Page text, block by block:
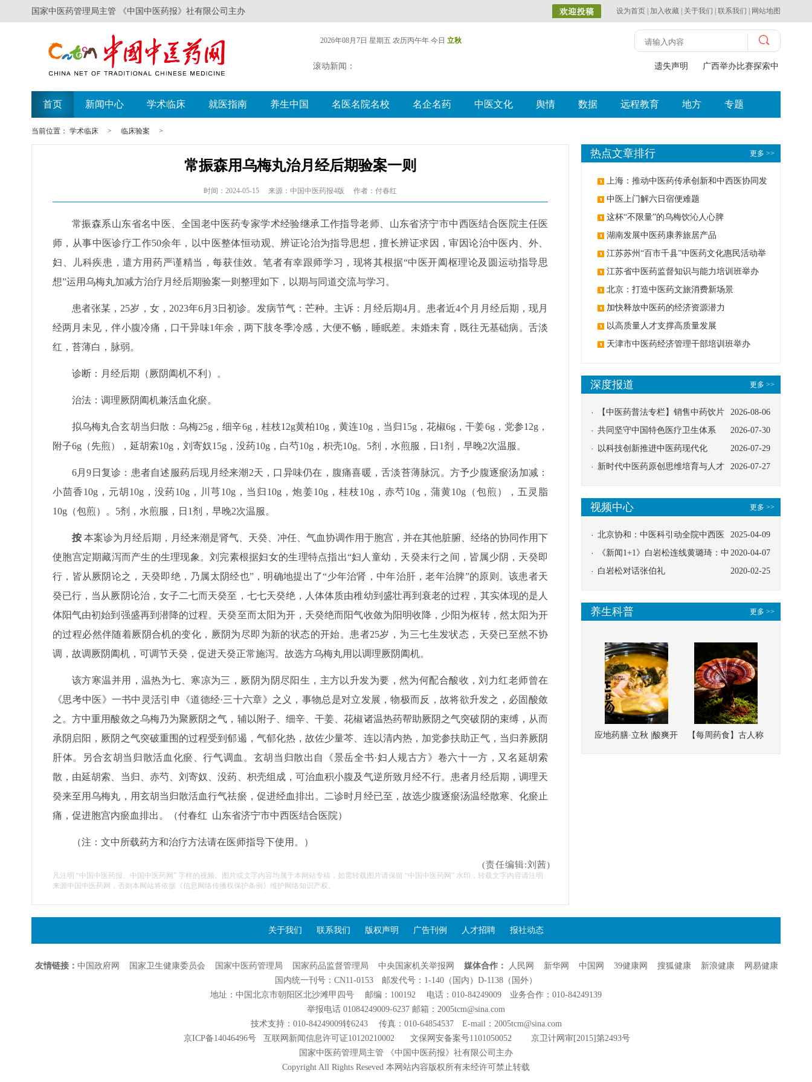
国家中医药管理局主管 《中国中医药报》社有限公司主办 设为首页 加入收藏 关于我们 联系我们 网站地图
2026年08月7日 星期五 农历丙午年 今日 立秋
滚动新闻： 遗失声明 广西举办比赛探索中（壮瑶
首页 新闻中心 学术临床 就医指南 养生中国 名医名院名校 名企名药 中医文化 舆情 数据 远程教育 地方 专题
当前位置： 学术临床 > 临床验案 >
常振森用乌梅丸治月经后期验案一则
时间：2024-05-15 来源：中国中医药报4版 作者：付春红
常振森系山东省名中医、全国老中医药专家学术经验继承工作指导老师、山东省济宁市中西医结合医院主任医
师，从事中医诊疗工作50余年，以中医整体恒动观、辨证论治为指导思想，擅长辨证求因，审因论治中医内、外、
妇、儿科疾患，遣方用药严谨精当，每获佳效。笔者有幸跟师学习，现将其根据“中医开阖枢理论及圆运动指导思
想”运用乌梅丸加减方治疗月经后期验案一则整理如下，以期与同道交流与学习。
患者张某，25岁，女，2023年6月3日初诊。发病节气：芒种。主诉：月经后期4月。患者近4个月月经后期，现月
经两月未见，伴小腹冷痛，口干异味1年余，两下肢冬季冷感，大便不畅，睡眠差。未婚未育，既往无基础病。舌淡
红，苔薄白，脉弱。
诊断：月经后期（厥阴阖机不利）。
治法：调理厥阴阖机兼活血化瘀。
拟乌梅丸合玄胡当归散：乌梅25g，细辛6g，桂枝12g黄柏10g，黄连10g，当归15g，花椒6g，干姜6g，党参12g，
附子6g（先煎），延胡索10g，刘寄奴15g，没药10g，白芍10g，枳壳10g。5剂，水煎服，日1剂，早晚2次温服。
6月9日复诊：患者自述服药后现月经来潮2天，口异味仍在，腹痛喜暖，舌淡苔薄脉沉。方予少腹逐瘀汤加减：
小茴香10g，元胡10g，没药10g，川芎10g，当归10g，炮姜10g，桂枝10g，赤芍10g，蒲黄10g（包煎），五灵脂
10g（包煎）。5剂，水煎服，日1剂，早晚2次温服。
按 本案诊为月经后期，月经来潮是肾气、天癸、冲任、气血协调作用于胞宫，并在其他脏腑、经络的协同作用下
使胞宫定期藏泻而产生的生理现象。刘完素根据妇女的生理特点指出“妇人童幼，天癸未行之间，皆属少阴，天癸即
行，皆从厥阴论之，天癸即绝，乃属太阴经也”，明确地提出了“少年治肾，中年治肝，老年治脾”的原则。该患者天
癸已行，当从厥阴论治，女子二七而天癸至，七七天癸绝，人体体质由稚幼到盛壮再到衰老的过程，其实体现的是人
体阳气由初始到强盛再到潜降的过程。天癸至而太阳为开，天癸绝而阳气收敛为阳明收降，少阳为枢转，然太阳为开
的过程必然伴随着厥阴合机的变化，厥阴为尽即为新的状态的开始。患者25岁，为三七生发状态，天癸已至然不协
调，故调厥阴阖机，可调节天癸，促进天癸正常施泻。故选方乌梅丸用以调理厥阴阖机。
该方寒温并用，温热为七、寒凉为三，厥阴为阴尽阳生，主方以升发为要，然为何配合酸收，刘力红老师曾在
《思考中医》一书中灵活引申《道德经·三十六章》之义，事物总是对立发展，物极而反，故将欲升发之，必固酸敛
之。方中重用酸敛之乌梅乃为聚厥阴之气，辅以附子、细辛、干姜、花椒诸温热药帮助厥阴之气突破阴的束缚，从而
承阴启阳，厥阴之气突破重围的过程受到郁遏，气郁化热，故佐少量芩、连以清内热，加党参扶助正气，当归养厥阴
肝体。另合玄胡当归散活血化瘀、行气调血。玄胡当归散出自《景岳全书·妇人规古方》卷六十一方，又名延胡索
散，由延胡索、当归、赤芍、刘寄奴、没药、枳壳组成，可治血积小腹及气逆所致月经不行。患者月经后期，调理天
癸来至用乌梅丸，用玄胡当归散活血行气祛瘀，促进经血排出。二诊时月经已至，故选少腹逐瘀汤温经散寒、化瘀止
痛，促进胞宫内瘀血排出。（付春红 山东省济宁市中西医结合医院）
（注：文中所载药方和治疗方法请在医师指导下使用。）
(责任编辑:刘茜)
凡注明 “中国中医药报、中国中医药网” 字样的视频、图片或文字内容均属于本网站专稿，如需转载图片请保留 “中国中医药网” 水印，转载文字内容请注明
来源中国中医药网，否则本网站将依据《信息网络传播权保护条例》维护网络知识产权。
更多 >>
热点文章排行
上海：推动中医药传承创新和中西医协同发
展 中医上门解六日宿便难题
这杯“不限量”的乌梅饮沁人心脾
湖南发展中医药康养旅居产品
江苏苏州“百市千县”中医药文化惠民活动举
办 江苏省中医药监督知识与能力培训班举办
北京：打造中医药文旅消费新场景
加快释放中医药的经济资源潜力
以高质量人才支撑高质量发展
天津市中医药经济管理干部培训班举办
更多 >>
深度报道
2026-08-06
【中医药普法专栏】销售中药饮片
应告知煎服方法及注意事项
2026-07-30
共同坚守中国特色医疗卫生体系
2026-07-29
以科技创新推进中医药现代化
2026-07-27
新时代中医药原创思维培育与人才
更多 >>
视频中心
2025-04-09
北京协和：中医科引动全院中西医
协同
2020-04-07
《新闻1+1》白岩松连线黄璐琦：中
医救治的临床效果
2020-02-25
白岩松对话张伯礼
更多 >>
养生科普
应地药膳·立秋 |酸爽开
【每周药食】古人称
关于我们 联系我们 版权声明 广告刊例 人才招聘 报社动态
友情链接： 中国政府网 国家卫生健康委员会 国家中医药管理局 国家药品监督管理局 中央国家机关举报网 媒体合作： 人民网 新华网 中国网 39健康网 搜狐健康 新浪健康
网易健康
国内统一刊号：CN11-0153 邮发代号：1-140（国内）D-1138（国外）
地址：中国北京市朝阳区北沙滩甲四号 邮编：100192 电话：010-84249009 业务合作：010-84249139
举报电话 01084249009-6237 邮箱：2005tcm@sina.com
技术支持：010-84249009转6243 传真：010-64854537 E-mail：2005tcm@sina.com
京ICP备14046496号
互联网新闻信息许可证10120210002文保网安备案号1101050052 京卫计网审[2015]第2493号
国家中医药管理局主管 《中国中医药报》社有限公司主办
Copyright All Rights Reseved 本网站内容版权所有未经许可禁止转载